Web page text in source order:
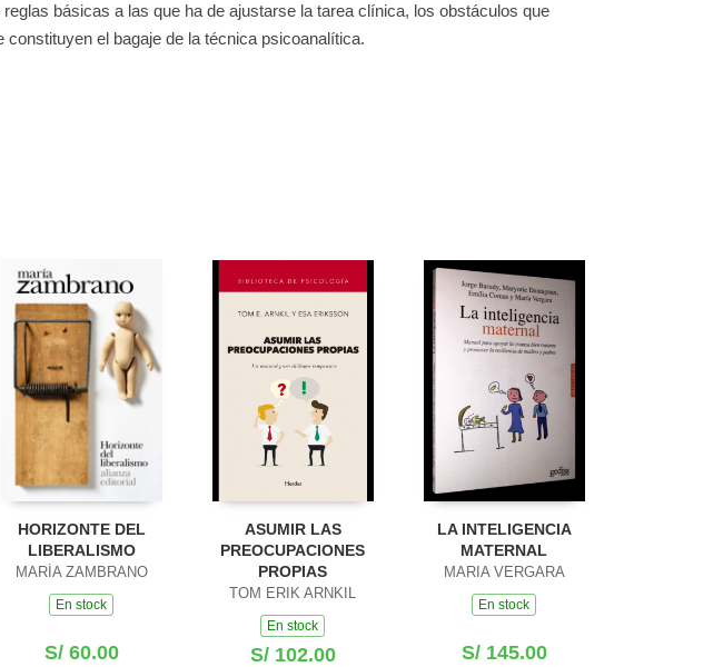
básicas a las que ha de ajustarse la tarea clínica, los obstáculos que
el bagaje de la técnica psicoanalítica.
HORIZONTE DEL
LIBERALISMO
MARÍA ZAMBRANO
En stock
S/ 60.00
ASUMIR LAS
PREOCUPACIONES
PROPIAS
TOM ERIK ARNKIL
En stock
S/ 102.00
LA INTELIGENCIA
MATERNAL
MARIA VERGARA
En stock
S/ 145.00